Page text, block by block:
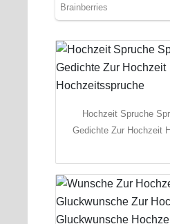
Hochzeit Spruche
Gedichte Zur Hochzeit